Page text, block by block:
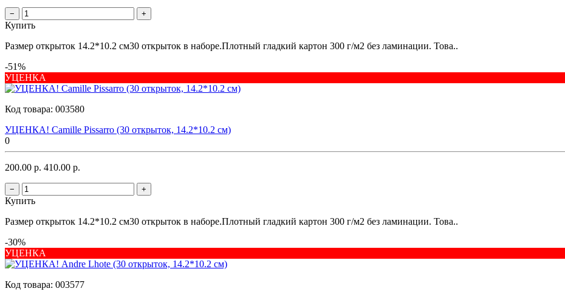
− +
Купить
Размер открыток 14.2*10.2 см30 открыток в наборе.Плотный гладкий картон 300 г/м2 без ламинации. Това..
-51%
УЦЕНКА
Код товара: 003580
УЦЕНКА! Camille Pissarro (30 открыток, 14.2*10.2 см)
0
200.00 р. 410.00 р.
− +
Купить
Размер открыток 14.2*10.2 см30 открыток в наборе.Плотный гладкий картон 300 г/м2 без ламинации. Това..
-30%
УЦЕНКА
Код товара: 003577